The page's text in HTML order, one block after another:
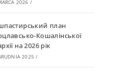
2026 /
план
Кошалінської
на 2026 рік
2025 /